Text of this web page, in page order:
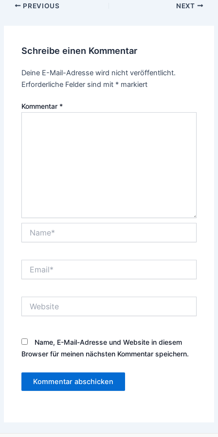
Post
PREVIOUS NEXT
Schreibe einen Kommentar
Deine E-Mail-Adresse wird nicht veröffentlicht.
Erforderliche Felder sind mit * markiert
Kommentar *
Name, E-Mail-Adresse und Website in diesem
Browser für meinen nächsten Kommentar speichern.